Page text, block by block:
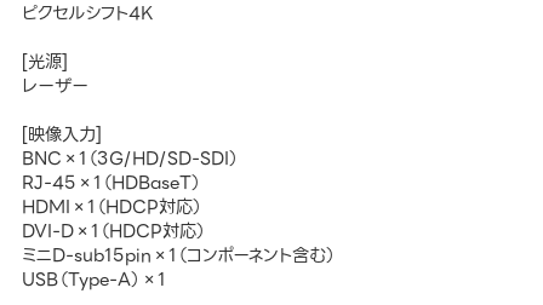
ピクセルシフト4K
[光源]
レーザー
[映像入力]
BNC×1（3G/HD/SD-SDI）
RJ-45×1（HDBaseT）
HDMI×1（HDCP対応）
DVI-D×1（HDCP対応）
ミニD-sub15pin×1（コンポーネント含む）
USB（Type-A）×1